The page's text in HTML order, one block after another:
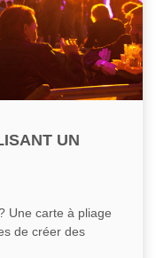
UN
Une carte à pliage
de créer des